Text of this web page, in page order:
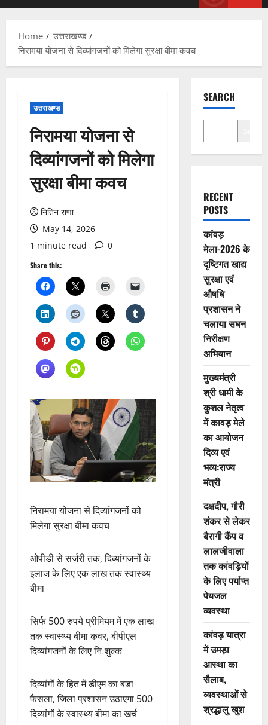
Home
उत्तराखण्ड
निरामया योजना से दिव्यांगजनों को मिलेगा सुरक्षा बीमा कवच
उत्तराखण्ड
निरामया योजना से
दिव्यांगजनों को मिलेगा
सुरक्षा बीमा कवच
नितिन राणा
May 14, 2026
1 minute read
0
Share this:
निरामया योजना से दिव्यांगजनों को
मिलेगा सुरक्षा बीमा कवच
ओपीडी से सर्जरी तक, दिव्यांगजनों के
इलाज के लिए एक लाख तक स्वास्थ्य
बीमा
सिर्फ 500 रुपये प्रीमियम में एक लाख
तक स्वास्थ्य बीमा कवर, बीपीएल
दिव्यांगजनों के लिए निःशुल्क
दिव्यांगों के हित में डीएम का बडा
फैसला, जिला प्रशासन उठाएगा 500
दिव्यांगों के स्वास्थ्य बीमा का खर्च
SEARCH
RECENT
POSTS
कांवड़
मेला-2026 के
दृष्टिगत खाद्य
सुरक्षा एवं
औषधि
प्रशासन ने
चलाया सघन
निरीक्षण
अभियान
मुख्यमंत्री
श्री धामी के
कुशल नेतृत्व
में कावड़ मेले
का आयोजन
दिव्य एवं
भव्य:राज्य
मंत्री
दक्षदीप, गौरी
शंकर से लेकर
बैरागी कैंप व
लालजीवाला
तक कांवड़ियों
के लिए पर्याप्त
पेयजल
व्यवस्था
कांवड़ यात्रा
में उमड़ा
आस्था का
सैलाब,
व्यवस्थाओं से
श्रद्धालु खुश